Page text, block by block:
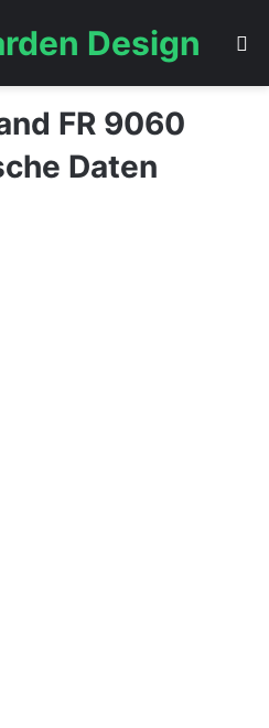
Design
FR 9060
Daten